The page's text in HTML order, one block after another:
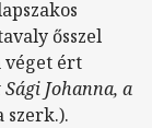
ősszel
véget ért
Sági Johanna, a
szerk.).